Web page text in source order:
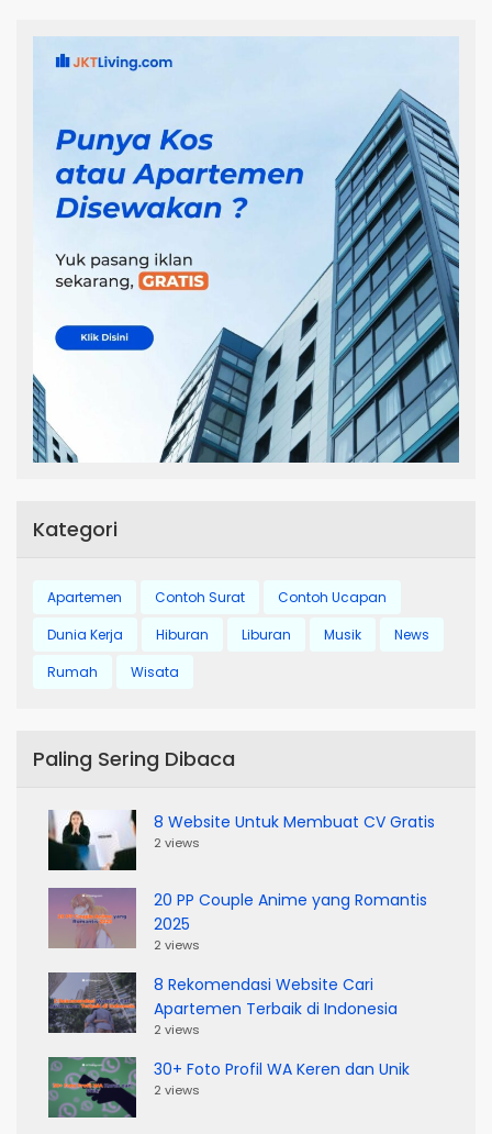
Kategori
Apartemen Contoh Surat
Contoh Ucapan
Dunia Kerja
Hiburan Liburan Musik
News
Rumah
Wisata
Paling Sering Dibaca
8 Website Untuk Membuat CV Gratis
2 views
20 PP Couple Anime yang Romantis
2025
2 views
8 Rekomendasi Website Cari
Apartemen Terbaik di Indonesia
2 views
30+ Foto Profil WA Keren dan Unik
2 views